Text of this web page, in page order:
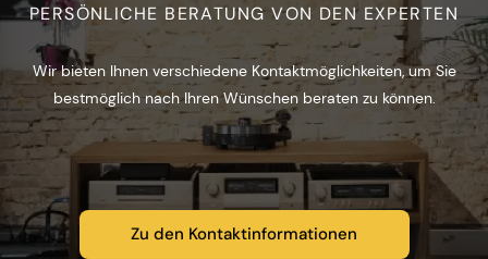
PERSÖNLICHE BERATUNG VON DEN EXPERTEN
Wir bieten Ihnen verschiedene Kontaktmöglichkeiten, um Sie
bestmöglich nach Ihren Wünschen beraten zu können.
Zu den Kontaktinformationen